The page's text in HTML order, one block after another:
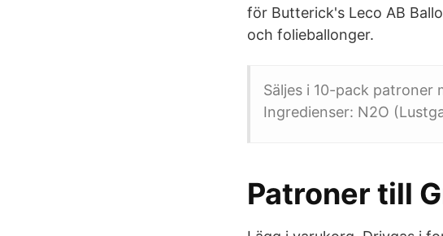
för Butterick's Leco AB
och folieballonger.
Säljes i 10-pack patroner
Ingredienser: N2O
Patroner till